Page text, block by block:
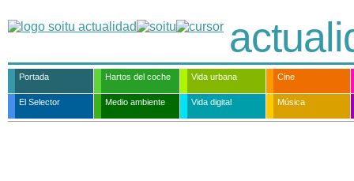
Portada Hartos del coche Vida urbana Cine
El Selector Medio ambiente Vida digital Música